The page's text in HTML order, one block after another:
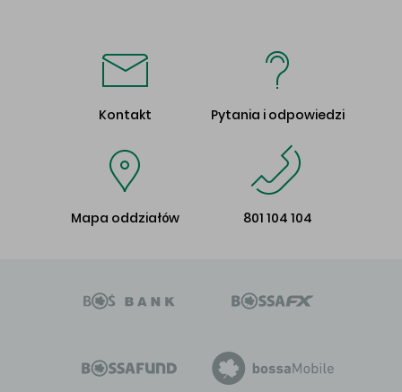
Kontakt Pytania i odpowiedzi
Mapa oddziałów 801 104 104